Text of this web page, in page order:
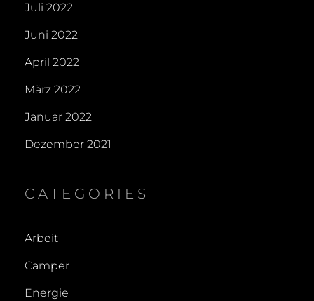
Juli 2022
Juni 2022
April 2022
März 2022
Januar 2022
Dezember 2021
CATEGORIES
Arbeit
Camper
Energie